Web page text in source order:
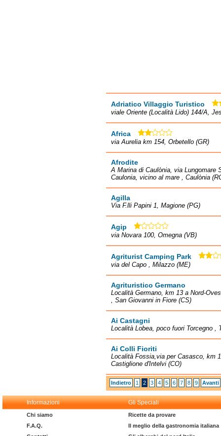
Adriatico Villaggio Turistico
viale Oriente (Località Lido) 144/A,
Africa
via Aurelia km 154, Orbetello (GR)
Afrodite
A Marina di Caulònia, via Lungomare
Caulonia, vicino al mare , Caulònia
Agilla
Via F.lli Papini 1, Magione (PG)
Agip
via Novara 100, Omegna (VB)
Agriturist Camping Park
via del Capo , Milazzo (ME)
Agrituristico Germano
Località Germano, km 13 a Nord-
, San Giovanni in Fiore (CS)
Ai Castagni
Località Lobea, poco fuori Torcegno ,
Ai Colli Fioriti
Località Fossia,via per Casasco, km
Castiglione d'Intelvi (CO)
Indietro 1 2 3 4 5 6 7 8 9 Avanti
Informazioni Gli Speciali
Chi siamo
F.A.Q.
Ricette da provare
Il meglio della gastronomia italiana